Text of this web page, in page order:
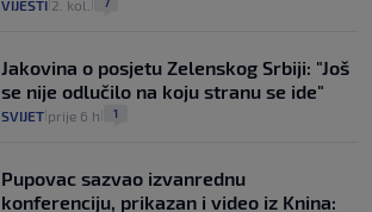
VIJESTI 2. kol.
Jakovina o posjetu Zelenskog Srbiji: "Još
se nije odlučilo na koju stranu se ide"
SVIJET prije 6 h 1
Pupovac sazvao izvanrednu
konferenciju, prikazan i video iz Knina: